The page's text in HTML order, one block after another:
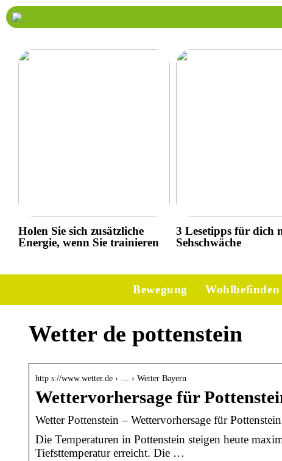
Holen Sie sich zusätzliche
Energie, wenn Sie trainieren
3 Lesetipps für dich
Sehschwäche
Bewegung Wohlbefinden
Wetter de pottenstein
http s://www.wetter.de › … › Wetter Bayern
Wettervorhersage für
Wetter Pottenstein – Wettervorhersage für
Die Temperaturen in Pottenstein steigen heute
Tiefsttemperatur erreicht. Die …